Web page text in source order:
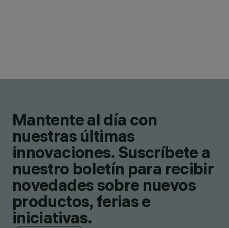
Mantente al día con
nuestras últimas
innovaciones. Suscríbete a
nuestro boletín para recibir
novedades sobre nuevos
productos, ferias e
iniciativas.